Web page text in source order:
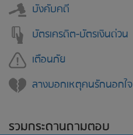
บังคับคดี
บัตรเครดิต-บัตรเงินด่วน
เตือนภัย
ลางบอกเหตุคนรักนอกใจ
รวมกระดานถามตอบ